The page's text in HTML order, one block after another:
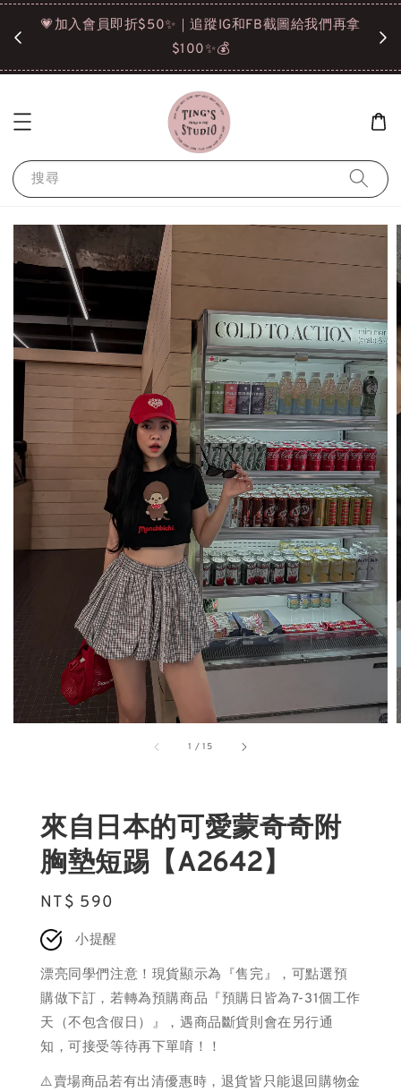
選
💗加入會員即折$50✨｜追蹤IG和FB截圖給我們再拿
$100✨💰
搜尋
1 /15
來自日本的可愛蒙奇奇附
胸墊短踢【A2642】
Regular
price
NT$ 590
小提醒
漂亮同學們注意！現貨顯示為『售完』，可點選預
購做下訂，若轉為預購商品『預購日皆為7-31個工作
天（不包含假日）』，遇商品斷貨則會在另行通
知，可接受等待再下單唷！！
⚠️賣場商品若有出清優惠時，退貨皆只能退回購物金